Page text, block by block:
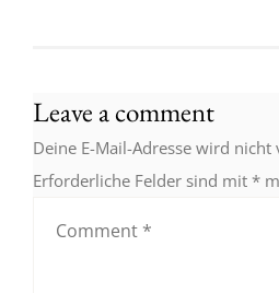
Leave a comment
Deine E-Mail-Adresse wird
Erforderliche Felder sind mit *